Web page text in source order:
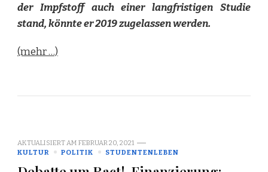
der Impfstoff auch einer langfristigen Studie
stand, könnte er 2019 zugelassen werden.
(mehr …)
AKTUALISIERT AM FEBRUAR 20, 2021
KULTUR
POLITIK STUDENTENLEBEN